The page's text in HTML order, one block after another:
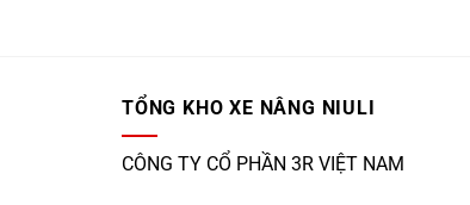
ở
Phòng
–
TỔNG KHO XE NÂNG NIULI
CÔNG TY CỔ PHẦN 3R VIỆT NAM